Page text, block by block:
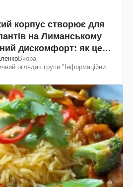
корпус створює для
на Лиманському
дискомфорт: як це
Вчора
оглядач групи "Інформаційний